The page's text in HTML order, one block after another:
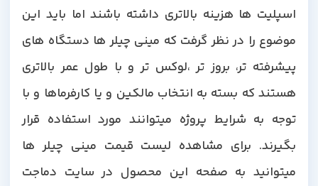
اسپلیت ها هزینه بالاتری داشته باشند اما باید این
موضوع را در نظر گرفت که مینی چیلر ها دستگاه های
پیشرفته تر، بروز تر ،لوکس تر و با طول عمر بالاتری
هستند که بسته به انتخاب مالکین و یا کارفرماها و با
توجه به شرایط پروژه میتوانند مورد استفاده قرار
بگیرند. برای مشاهده لیست قیمت مینی چیلر ها
میتوانید به صفحه این محصول در سایت دماجت